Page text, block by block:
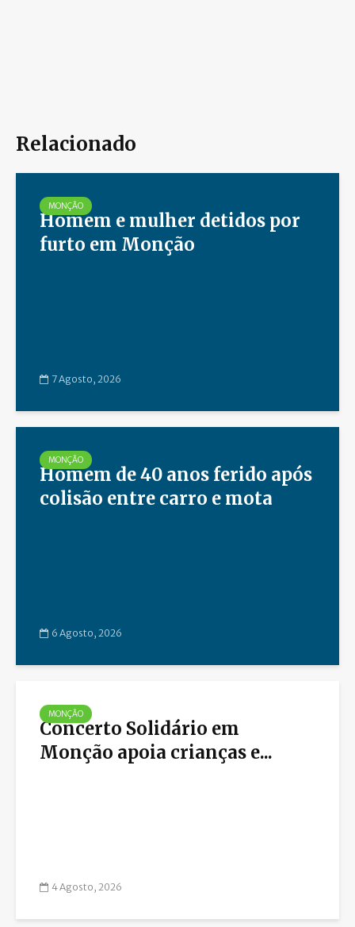
Relacionado
MONÇÃO
Homem e mulher detidos por
furto em Monção
7 Agosto, 2026
MONÇÃO
Homem de 40 anos ferido após
colisão entre carro e mota
6 Agosto, 2026
MONÇÃO
Concerto Solidário em
Monção apoia crianças e...
4 Agosto, 2026